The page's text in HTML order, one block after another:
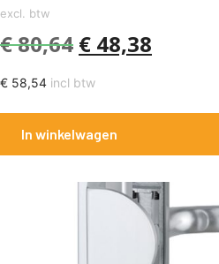
excl. btw
€80,64 € 48,38
€ 58,54 incl btw
In winkelwagen